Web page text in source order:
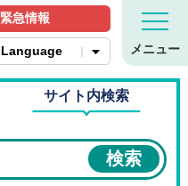
筑西市ホームページ
緊急情報
Language メニュー
サイト内検索